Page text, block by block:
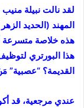
لقد نالت نبيلة
المهند (الحديد
هذه خلاصة متسرعة
هذا البورتري
القديمة؟
عندي مرجعية، قد